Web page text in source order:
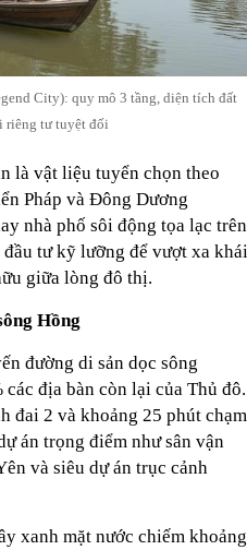
City): quy mô 3 tầng, diện tích đất
riêng tư tuyệt đối
là vật liệu tuyển chọn theo
Pháp và Đông Dương
nhà phố sôi động tọa lạc trên
đầu tư kỹ lưỡng để vượt xa khái
giữa lòng đô thị.
Hồng
đường di sản dọc sông
địa bàn còn lại của Thủ đô.
đai 2 và khoảng 25 phút chạm
án trọng điểm như sân vận
và siêu dự án trục cảnh
xanh mặt nước chiếm khoảng